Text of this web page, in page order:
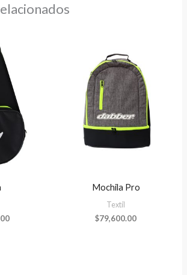
Mochila Pro
Textíl
$79,600.00